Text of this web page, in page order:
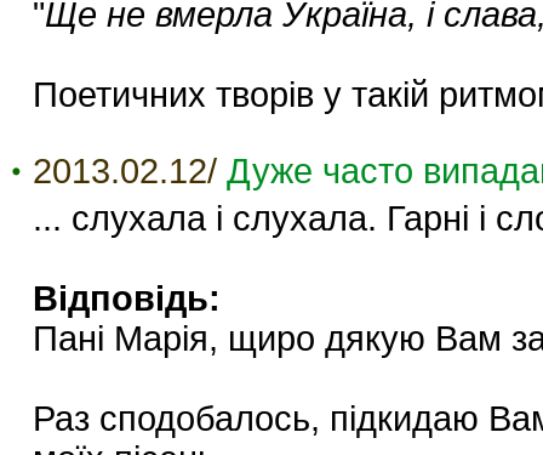
"Ще не вмерла Україна, і
Поетичних творів у такій
2013.02.12/ Дуже часто
... слухала і слухала. Гарні і
Відповідь:
Пані Марія, щиро дякую Вам
Раз сподобалось, підкидаю Вам